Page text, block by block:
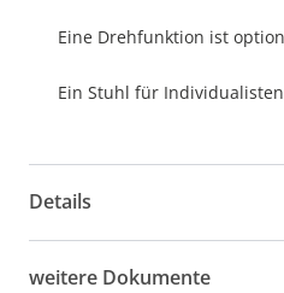
Eine Drehfunktion ist
Ein Stuhl für
Details
weitere Dokumente